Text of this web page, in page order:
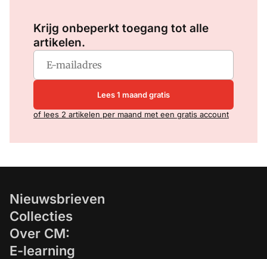
Krijg onbeperkt toegang tot alle
artikelen.
Lees 1 maand gratis
of lees 2 artikelen per maand met een gratis account
Nieuwsbrieven
Collecties
Over CM:
E-learning